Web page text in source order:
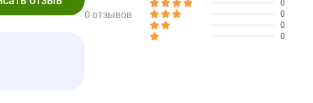
0,75 мл (117 мг ЭПК/69 мг ДГК)
1,0 мл (156 мг ЭПК/92 мг ДГК)
до 8,5 кг (от 2 до 19 фунтов)
0 отзывов
0
0
0
0